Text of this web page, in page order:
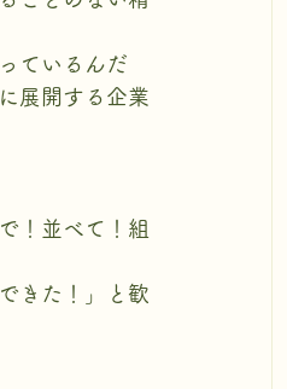
ているんだ
展開する企業
！並べて！組
きた！」と歓